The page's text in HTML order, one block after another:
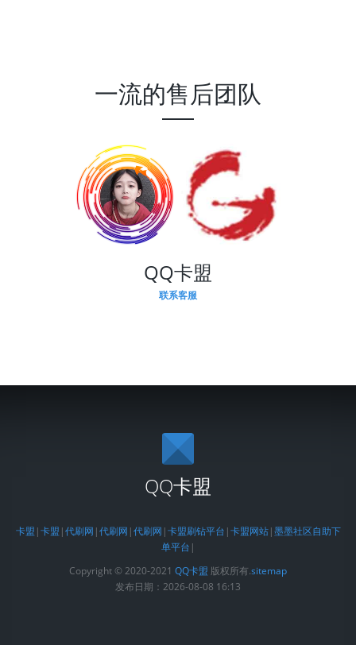
一流的售后团队
QQ卡盟
联系客服
QQ卡盟
卡盟 |卡盟 |代刷网 |代刷网 |代刷网 |卡盟刷钻平台 |卡盟网站|墨墨社区自助下
单平台 |
Copyright © 2020-2021 QQ卡盟 版权所有.sitemap
发布日期：2026-08-08 16:13